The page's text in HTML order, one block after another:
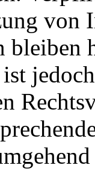
von
bleiben